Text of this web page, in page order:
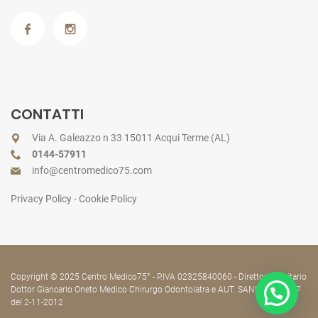
CONTATTI
Via A. Galeazzo n 33 15011 Acqui Terme (AL)
0144-57911
info@centromedico75.com
Privacy Policy- Cookie Policy
Copyright © 2025 Centro Medico75° - P.IVA 02325840060 - Direttore Sanitario
Dottor Giancarlo Oneto Medico Chirurgo Odontoiatra e AUT. SANIT. N. 18477
del 2-11-2012